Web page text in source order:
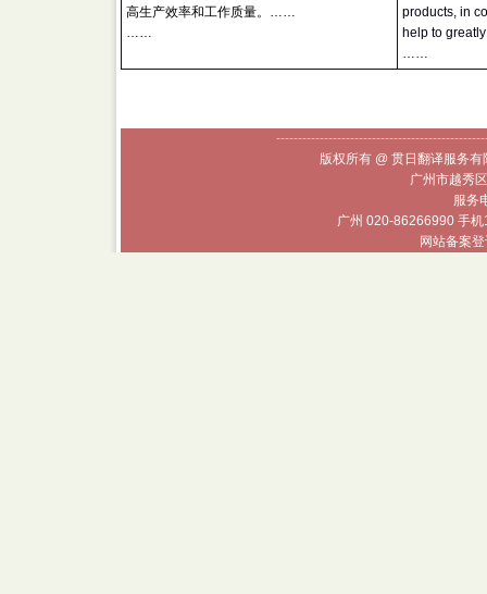
高生产效率和工作质量。……
……
products, in
help to
……
版权所有 @ 贯日翻译服务
广州市越秀
服务
广州 020-86266990 手
网站备案